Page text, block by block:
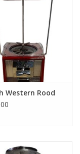
Western Rood